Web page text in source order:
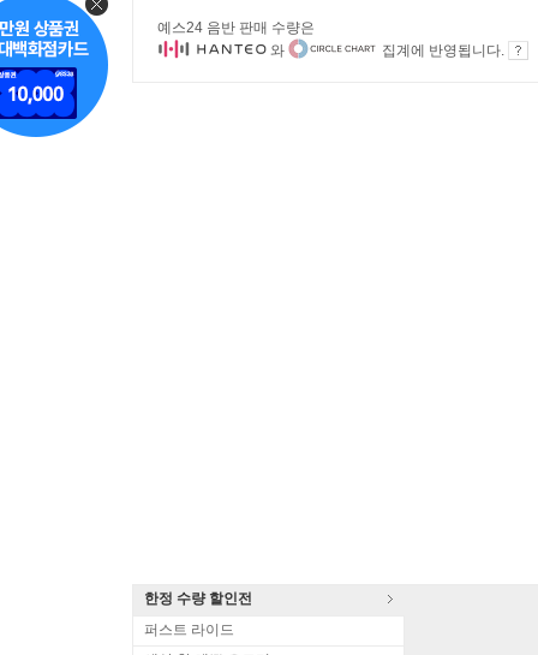
예스24 음반 판매 수량은
와
집계에 반영됩니다.
한정 수량 할인전
퍼스트 라이드